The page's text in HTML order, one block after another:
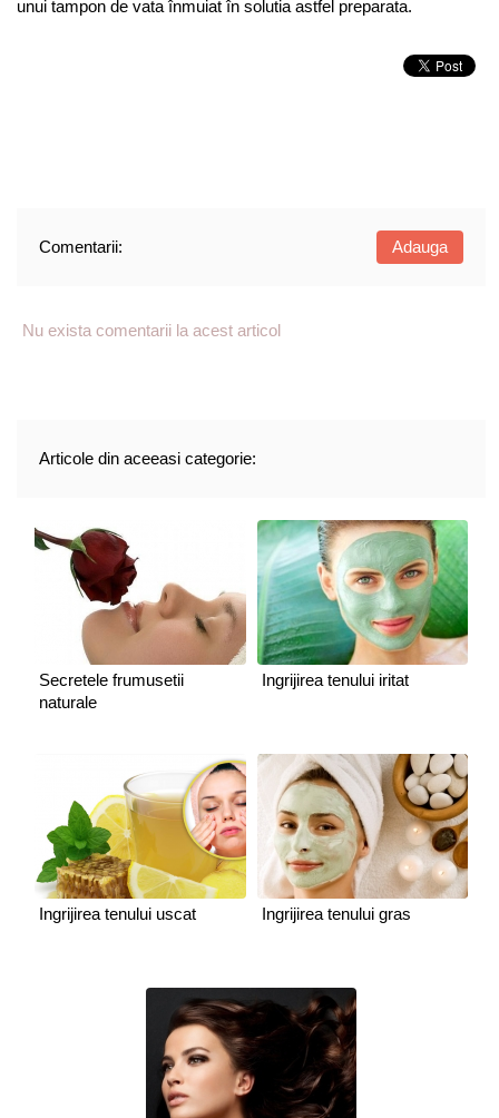
unui tampon de vata înmuiat în solutia astfel preparata.
Comentarii: Adauga
Nu exista comentarii la acest articol
Articole din aceeasi categorie:
Secretele frumusetii
naturale
Ingrijirea tenului iritat
Ingrijirea tenului uscat Ingrijirea tenului gras